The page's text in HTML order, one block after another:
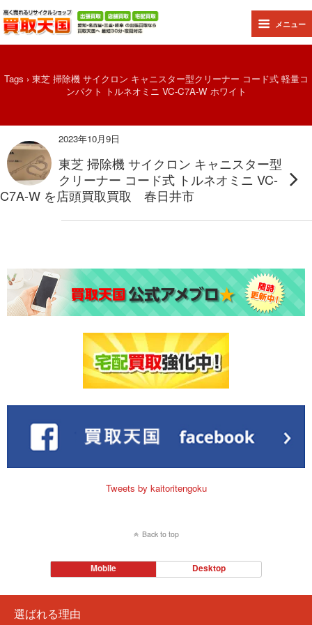
メニュー
Tags › 東芝 掃除機 サイクロン キャニスター型クリーナー コード式 軽量コ
ンパクト トルネオミニ VC-C7A-W ホワイト
選ばれる理由
2023年10月9日
東芝 掃除機 サイクロン キャニスター型
クリーナー コード式 トルネオミニ VC-
C7A-W を店頭買取買取 春日井市
Tweets by kaitoritengoku
Back to top
Mobile Desktop